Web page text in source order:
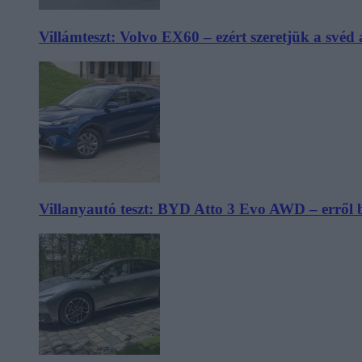
Villámteszt: Volvo EX60 – ezért szeretjük a svéd
Villanyautó teszt: BYD Atto 3 Evo AWD – erről